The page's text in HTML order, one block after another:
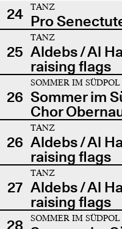
24
TANZ
Pro
25
TANZ
Aldebs / Al
raising flags
26
SOMMER IM SÜDPOL
Sommer im
Chor
26
TANZ
Aldebs / Al
raising flags
27
TANZ
Aldebs / Al
raising flags
28
SOMMER IM SÜDPOL